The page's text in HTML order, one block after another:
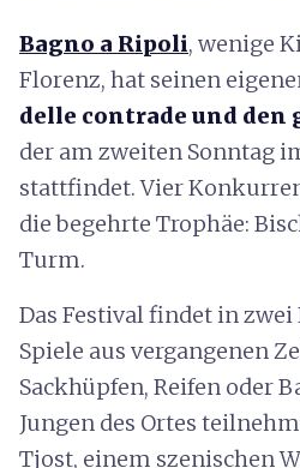
Bagno a Ripoli, wenige
Florenz, hat seinen
delle contrade und den
der am zweiten Sonntag
stattfindet. Vier
die begehrte Trophäe:
Turm.
Das Festival findet in zwei
Spiele aus vergangenen
Sackhüpfen, Reifen oder
Jungen des Ortes
Tjost, einem szenischen